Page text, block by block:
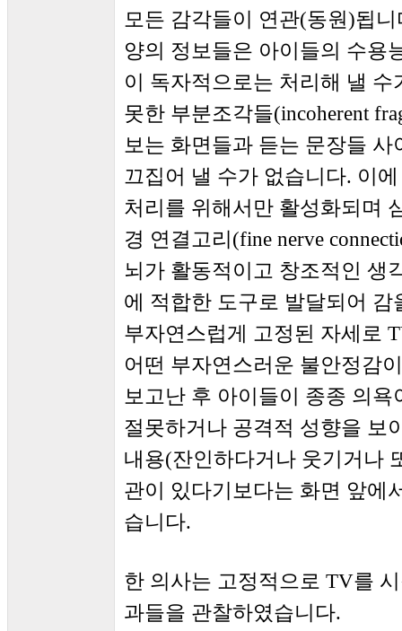
모든 감각들이 연관(동원)됩
양의 정보들은 아이들의 수용
이 독자적으로는 처리해 낼
못한 부분조각들(incoherent
보는 화면들과 듣는 문장들
끄집어 낼 수가 없습니다. 이
처리를 위해서만 활성화되며
경 연결고리(fine nerve
뇌가 활동적이고 창조적인 생
에 적합한 도구로 발달되어 감
부자연스럽게 고정된 자세로
어떤 부자연스러운 불안정감
보고난 후 아이들이 종종 의
절못하거나 공격적 성향을 보
내용(잔인하다거나 웃기거나
관이 있다기보다는 화면 앞에
습니다.
한 의사는 고정적으로 TV를
과들을 관찰하였습니다.